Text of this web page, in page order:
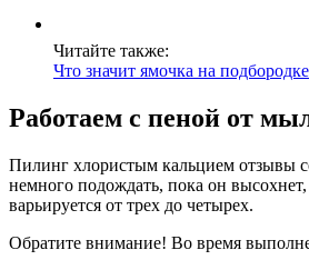
Читайте также:
Что значит ямочка на подбородке
Работаем с пеной от
Пилинг хлористым кальцием отзывы
немного подождать, пока он
варьируется от трех до четырех.
Обратите внимание! Во время